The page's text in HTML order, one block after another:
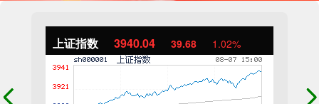
上证指数 3940.04 39.68 1.02%